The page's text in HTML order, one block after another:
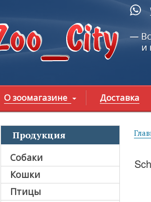
О зоомагазине Доставка
Продукция
Собаки
Кошки
Птицы
Вы